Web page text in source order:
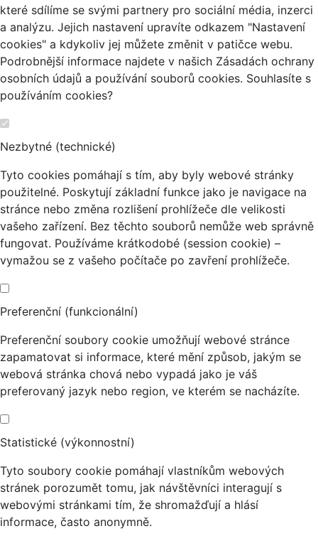
které sdílíme se svými partnery pro sociální média, inzerci
a analýzu. Jejich nastavení upravíte odkazem "Nastavení
cookies" a kdykoliv jej můžete změnit v patičce webu.
Podrobnější informace najdete v našich Zásadách ochrany
osobních údajů a používání souborů cookies. Souhlasíte s
používáním cookies?
Nezbytné (technické)
Tyto cookies pomáhají s tím, aby byly webové stránky
použitelné. Poskytují základní funkce jako je navigace na
stránce nebo změna rozlišení prohlížeče dle velikosti
vašeho zařízení. Bez těchto souborů nemůže web správně
fungovat. Používáme krátkodobé (session cookie) –
vymažou se z vašeho počítače po zavření prohlížeče.
Preferenční (funkcionální)
Preferenční soubory cookie umožňují webové stránce
zapamatovat si informace, které mění způsob, jakým se
webová stránka chová nebo vypadá jako je váš
preferovaný jazyk nebo region, ve kterém se nacházíte.
Statistické (výkonnostní)
Tyto soubory cookie pomáhají vlastníkům webových
stránek porozumět tomu, jak návštěvníci interagují s
webovými stránkami tím, že shromažďují a hlásí
informace, často anonymně.